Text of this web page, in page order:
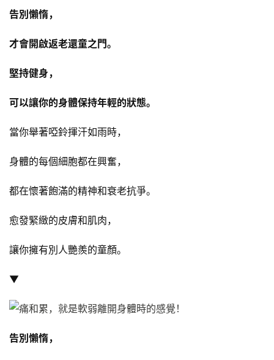
告別懶惰，
才會開啟返老還童之門。
堅持健身，
可以讓你的身體保持年輕的狀態。
當你舉著啞鈴揮汗如雨時，
身體的每個細胞都在興奮，
都在懷著飽滿的精神和衰老抗爭。
愈發緊緻的皮膚和肌肉，
讓你擁有別人艷羨的童顏。
▼
告別懶惰，